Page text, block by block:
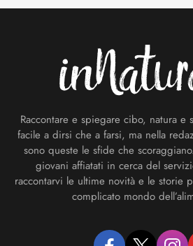
Raccontare e spiegare cibo, natura e
facile a dirsi che a farsi, ma nella
sono queste le sfide che
giovani affiatati in cerca del
raccontarvi le ultime novità e le storie
complicato mondo